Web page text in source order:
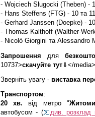
- Wojciech Slugocki (Theben) -
- Hans Steffens (FTG) - 10 та
- Gerhard Janssen (Doepke) - 10
- Thomas Kalthoff (Walther-
- Nicolò Giorgini та Alessandro
Запрошення для
10737>скачуйте тут⇓</
Зверніть увагу - виставка
Транспортом:
20 хв. від метро "
автобусом - (
див. розклад